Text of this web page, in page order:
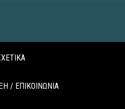
/ ΕΠΙΚΟΙΝΩΝΙΑ